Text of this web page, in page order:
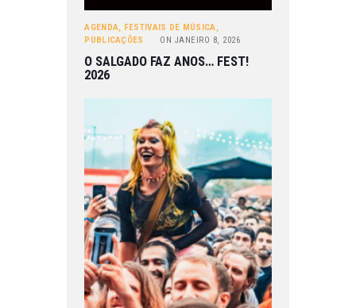
AGENDA, FESTIVAIS DE MÚSICA,
PUBLICAÇÕES
ON JANEIRO 8, 2026
O SALGADO FAZ ANOS… FEST!
2026